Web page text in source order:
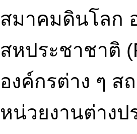
สมาคมดินโลก
สหประชาชาติ
องค์กรต่าง ๆ
หน่วยงานต่างป